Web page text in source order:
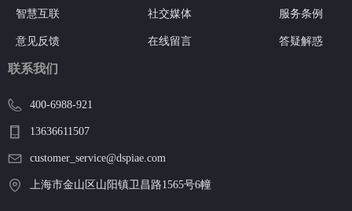
智慧互联
意见反馈
社交媒体
在线留言
服务条例
答疑解惑
联系我们
400-6988-921
13636611507
customer_service@dspiae.com
上海市金山区山阳镇卫昌路1565号6幢